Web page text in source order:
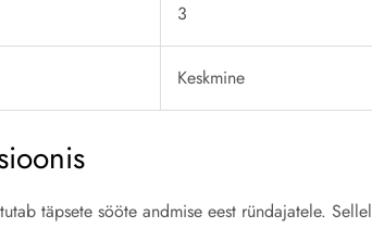
3
Keskmine
täpsete sööte andmise eest ründajatele. Sellel